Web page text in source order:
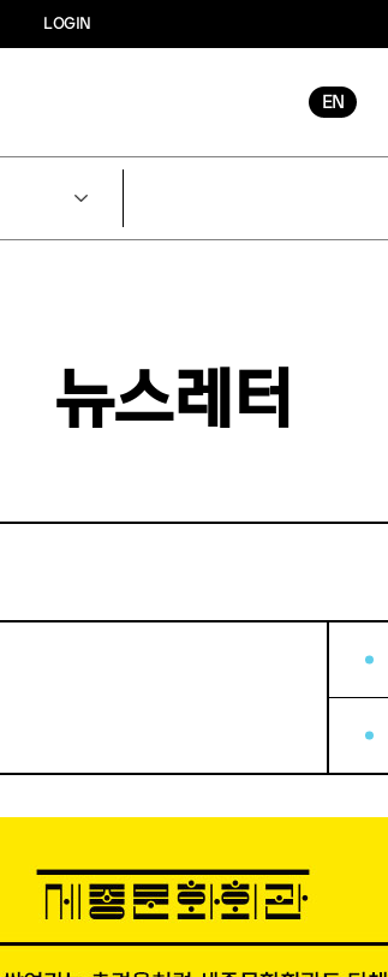
LOGIN
EN
뉴스레터